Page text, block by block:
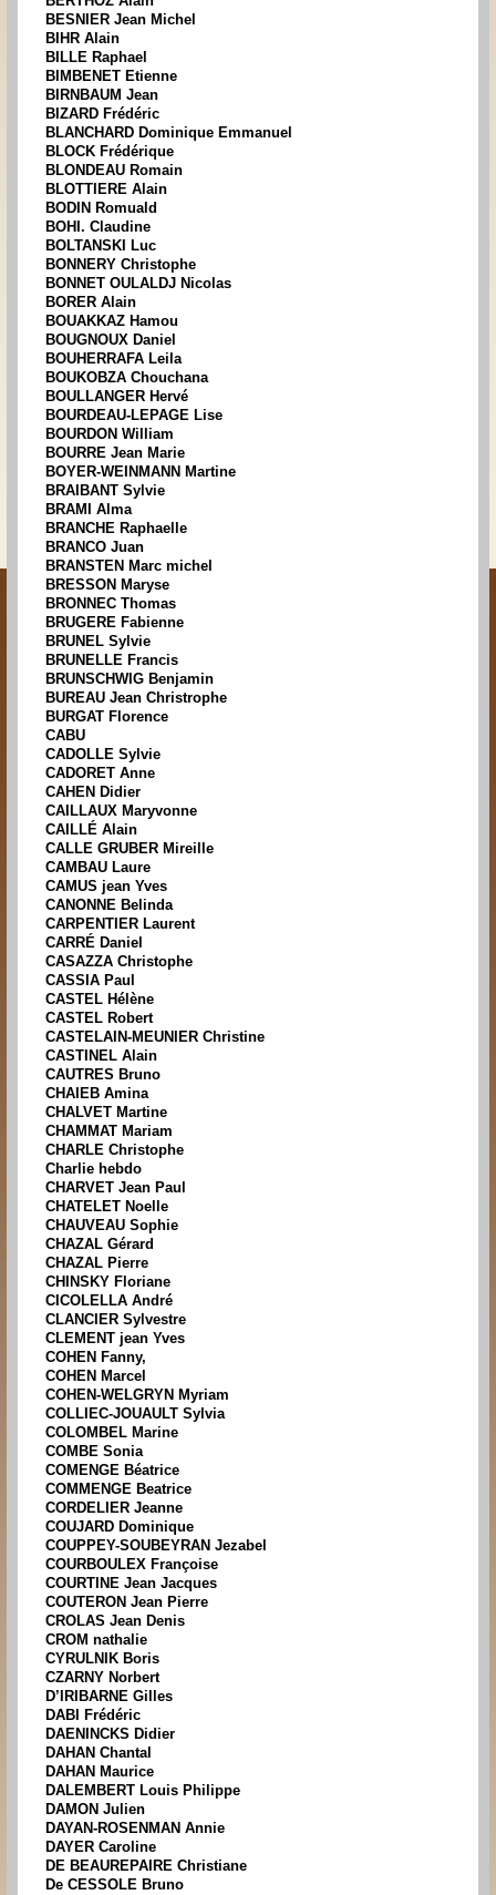
BESNIER Jean Michel
BIHR Alain
BILLE Raphael
BIMBENET Etienne
BIRNBAUM Jean
BIZARD Frédéric
BLANCHARD Dominique Emmanuel
BLOCK Frédérique
BLONDEAU Romain
BLOTTIERE Alain
BODIN Romuald
BOHI. Claudine
BOLTANSKI Luc
BONNERY Christophe
BONNET OULALDJ Nicolas
BORER Alain
BOUAKKAZ Hamou
BOUGNOUX Daniel
BOUHERRAFA Leila
BOUKOBZA Chouchana
BOULLANGER Hervé
BOURDEAU-LEPAGE Lise
BOURDON William
BOURRE Jean Marie
BOYER-WEINMANN Martine
BRAIBANT Sylvie
BRAMI Alma
BRANCHE Raphaelle
BRANCO Juan
BRANSTEN Marc michel
BRESSON Maryse
BRONNEC Thomas
BRUGERE Fabienne
BRUNEL Sylvie
BRUNELLE Francis
BRUNSCHWIG Benjamin
BUREAU Jean Christrophe
BURGAT Florence
CABU
CADOLLE Sylvie
CADORET Anne
CAHEN Didier
CAILLAUX Maryvonne
CAILLÉ Alain
CALLE GRUBER Mireille
CAMBAU Laure
CAMUS jean Yves
CANONNE Belinda
CARPENTIER Laurent
CARRÉ Daniel
CASAZZA Christophe
CASSIA Paul
CASTEL Hélène
CASTEL Robert
CASTELAIN-MEUNIER Christine
CASTINEL Alain
CAUTRES Bruno
CHAIEB Amina
CHALVET Martine
CHAMMAT Mariam
CHARLE Christophe
Charlie hebdo
CHARVET Jean Paul
CHATELET Noelle
CHAUVEAU Sophie
CHAZAL Gérard
CHAZAL Pierre
CHINSKY Floriane
CICOLELLA André
CLANCIER Sylvestre
CLEMENT jean Yves
COHEN Fanny,
COHEN Marcel
COHEN-WELGRYN Myriam
COLLIEC-JOUAULT Sylvia
COLOMBEL Marine
COMBE Sonia
COMENGE Béatrice
COMMENGE Beatrice
CORDELIER Jeanne
COUJARD Dominique
COUPPEY-SOUBEYRAN Jezabel
COURBOULEX Françoise
COURTINE Jean Jacques
COUTERON Jean Pierre
CROLAS Jean Denis
CROM nathalie
CYRULNIK Boris
CZARNY Norbert
D’IRIBARNE Gilles
DABI Frédéric
DAENINCKS Didier
DAHAN Chantal
DAHAN Maurice
DALEMBERT Louis Philippe
DAMON Julien
DAYAN-ROSENMAN Annie
DAYER Caroline
DE BEAUREPAIRE Christiane
De CESSOLE Bruno